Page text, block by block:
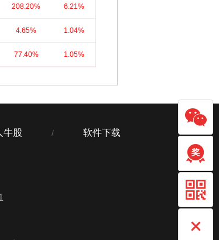
208.20% 6.21%
4.65% 1.04%
77.40% 1.05%
牛股 / 软件下载